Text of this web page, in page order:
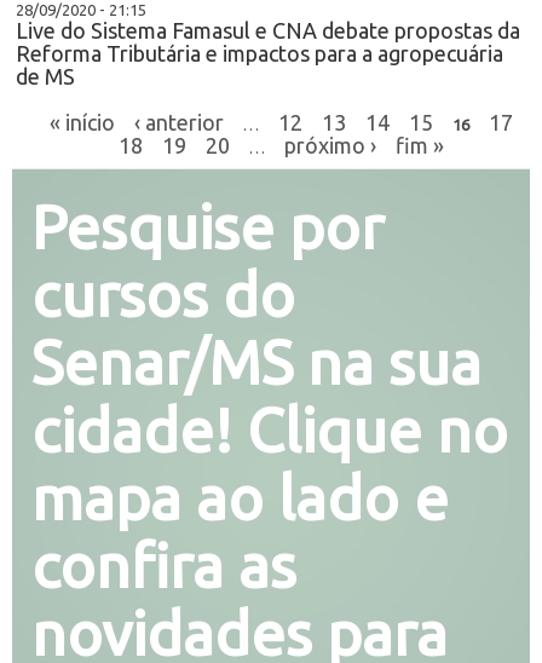
28/09/2020 - 21:15
Live do Sistema Famasul e CNA debate propostas da
Reforma Tributária e impactos para a agropecuária
de MS
« início
‹ anterior 12 13 14 15 16
17
18
19 20 próximo › fim »
Pesquise por
cursos do
Senar/MS na sua
cidade! Clique no
mapa ao lado e
confira as
novidades para